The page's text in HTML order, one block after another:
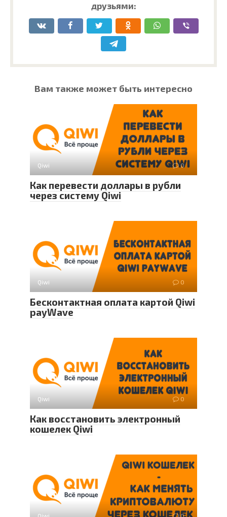
друзьями:
Вам также может быть интересно
Qiwi 0
Как перевести доллары в рубли
через систему Qiwi
Qiwi 0
Бесконтактная оплата картой Qiwi
payWave
Qiwi 0
Как восстановить электронный
кошелек Qiwi